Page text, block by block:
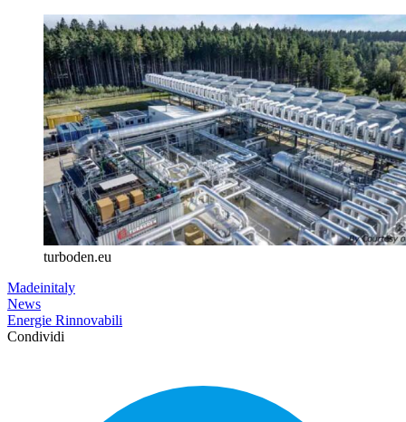
turboden.eu
Madeinitaly
News
Energie Rinnovabili
Condividi